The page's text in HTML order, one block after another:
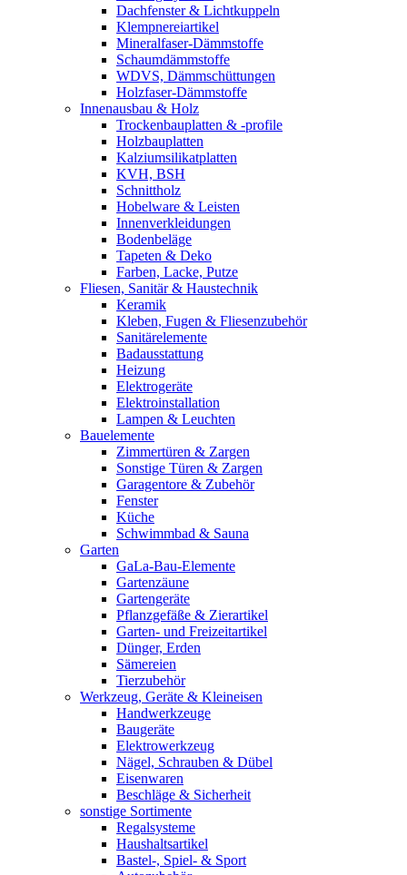
Dachfenster & Lichtkuppeln
Klempnereiartikel
Mineralfaser-Dämmstoffe
Schaumdämmstoffe
WDVS, Dämmschüttungen
Holzfaser-Dämmstoffe
Innenausbau & Holz
Trockenbauplatten & -profile
Holzbauplatten
Kalziumsilikatplatten
KVH, BSH
Schnittholz
Hobelware & Leisten
Innenverkleidungen
Bodenbeläge
Tapeten & Deko
Farben, Lacke, Putze
Fliesen, Sanitär & Haustechnik
Keramik
Kleben, Fugen & Fliesenzubehör
Sanitärelemente
Badausstattung
Heizung
Elektrogeräte
Elektroinstallation
Lampen & Leuchten
Bauelemente
Zimmertüren & Zargen
Sonstige Türen & Zargen
Garagentore & Zubehör
Fenster
Küche
Schwimmbad & Sauna
Garten
GaLa-Bau-Elemente
Gartenzäune
Gartengeräte
Pflanzgefäße & Zierartikel
Garten- und Freizeitartikel
Dünger, Erden
Sämereien
Tierzubehör
Werkzeug, Geräte & Kleineisen
Handwerkzeuge
Baugeräte
Elektrowerkzeug
Nägel, Schrauben & Dübel
Eisenwaren
Beschläge & Sicherheit
sonstige Sortimente
Regalsysteme
Haushaltsartikel
Bastel-, Spiel- & Sport